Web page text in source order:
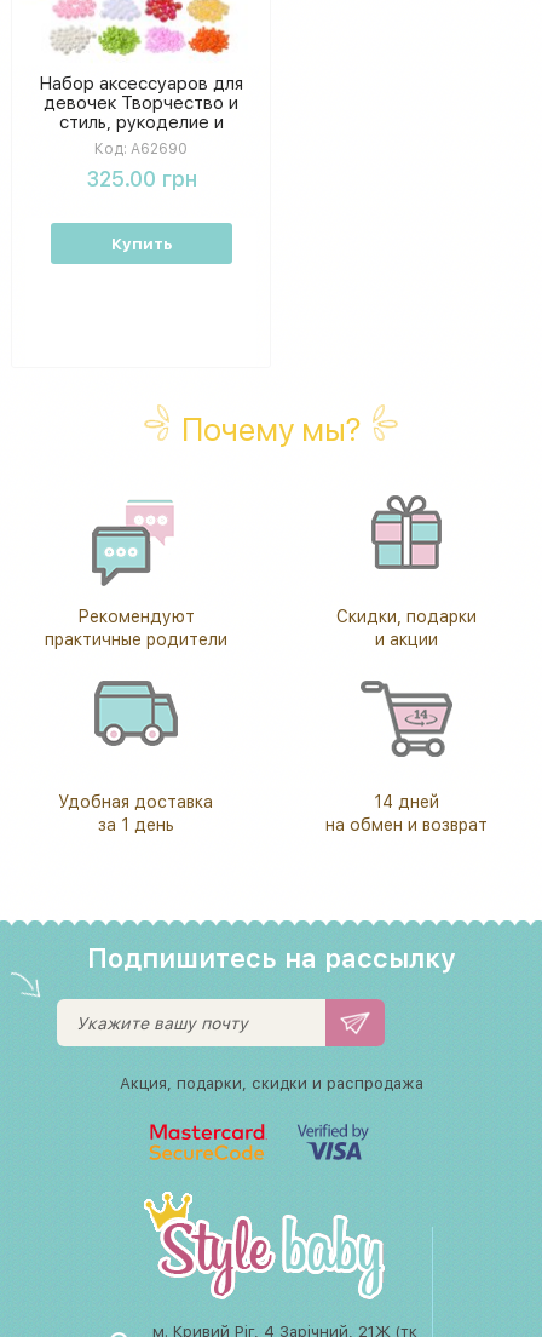
Набор аксессуаров для
девочек Творчество и
стиль, рукоделие и
создание бижутерии,
коробка 28 × 5 × 25 см
Код: A62690
325.00 грн
Купить
Почему мы?
Рекомендуют
практичные родители
Скидки, подарки
и акции
Удобная доставка
за 1 день
14 дней
на обмен и возврат
Подпишитесь на рассылку
Акция, подарки, скидки и распродажа
м. Кривий Ріг, 4 Зарічний, 21Ж (тк